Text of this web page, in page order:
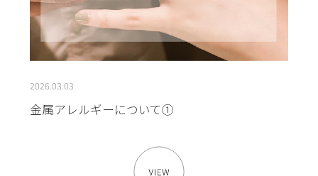
2026.03.03
金属アレルギーについて①